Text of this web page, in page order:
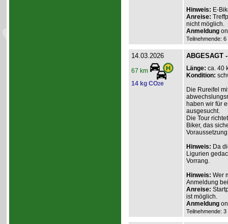
Hinweis: E-
Anreise:
nicht möglich.
Anmeldung
Teilnehmende:
14.03.2026
67 km
14 kg CO2e
ABGESAGT
Länge: ca. 40
Kondition:
Die Rureifel
haben wir für
ausgesucht.
Die Tour
Biker, das
Hinweis: Da
Ligurien
Vorrang.
Hinweis: Wer
Anmeldung
Anreise:
ist möglich.
Anmeldung
Teilnehmende: